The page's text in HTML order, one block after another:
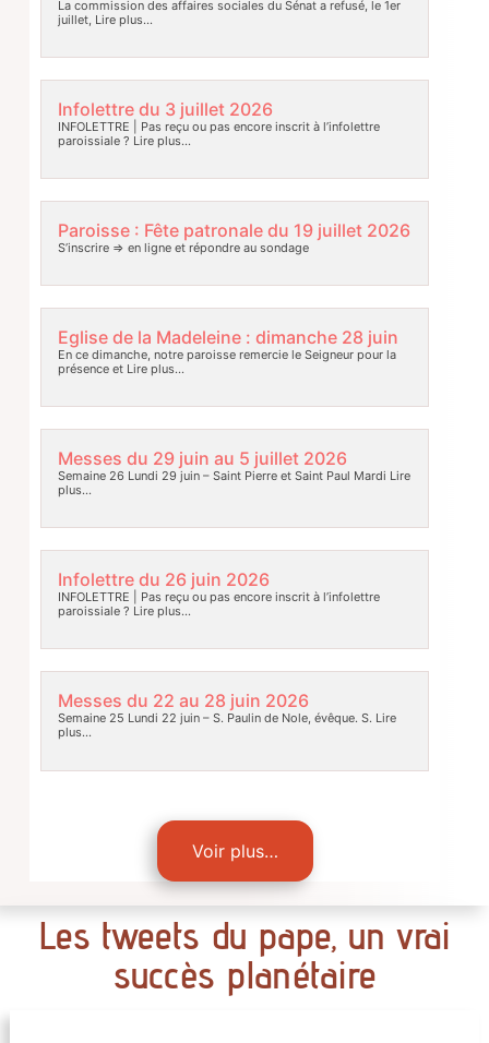
La commission des affaires sociales du Sénat a refusé, le 1er
juillet, Lire plus…
Infolettre du 3 juillet 2026
INFOLETTRE | Pas reçu ou pas encore inscrit à l’infolettre
paroissiale ? Lire plus…
Paroisse : Fête patronale du 19 juillet 2026
S’inscrire => en ligne et répondre au sondage
Eglise de la Madeleine : dimanche 28 juin
En ce dimanche, notre paroisse remercie le Seigneur pour la
présence etLire plus…
Messes du 29 juin au 5 juillet 2026
Semaine 26 Lundi 29 juin – Saint Pierre et Saint Paul Mardi Lire
plus…
Infolettre du 26 juin 2026
INFOLETTRE | Pas reçu ou pas encore inscrit à l’infolettre
paroissiale ? Lire plus…
Messes du 22 au 28 juin 2026
Semaine 25 Lundi 22 juin – S. Paulin de Nole, évêque. S. Lire
plus…
Voir plus…
Les tweets du pape, un vrai
succès planétaire